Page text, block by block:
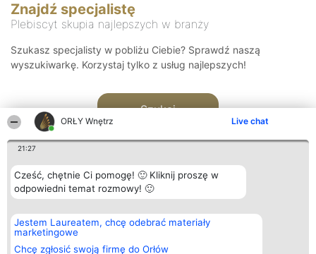
ORŁY Wnętrz Live chat
21:27
Cześć, chętnie Ci pomogę! 🙂 Kliknij proszę w
odpowiedni temat rozmowy! 🙂
Jestem Laureatem, chcę odebrać materiały
marketingowe
Chcę zgłosić swoją firmę do Orłów
Znajdź specjalistę
Plebiscyt skupia najlepszych w branży
Szukasz specjalisty w pobliżu Ciebie? Sprawdź naszą
wyszukiwarkę. Korzystaj tylko z usług najlepszych!
Szukaj
Organizator plebiscytu
Bright Side Solutions sp. z o.
o. sp. k.
ul. Ruska 22
Plebiscyt
Laureaci
wszystkich
Kontakt
Kontakt